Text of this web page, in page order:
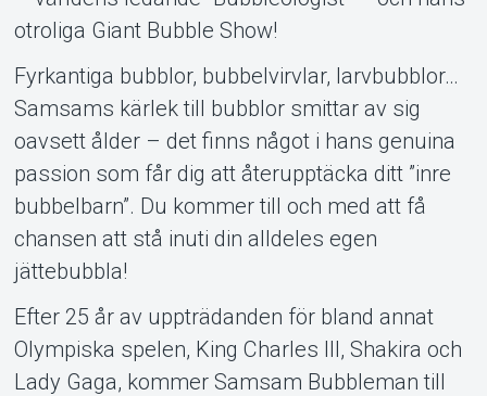
Om Tickster
otroliga Giant Bubble Show!
Fyrkantiga bubblor, bubbelvirvlar, larvbubblor…
Samsams kärlek till bubblor smittar av sig
oavsett ålder – det finns något i hans genuina
passion som får dig att återupptäcka ditt ”inre
bubbelbarn”. Du kommer till och med att få
chansen att stå inuti din alldeles egen
jättebubbla!
Efter 25 år av uppträdanden för bland annat
Olympiska spelen, King Charles III, Shakira och
Lady Gaga, kommer Samsam Bubbleman till